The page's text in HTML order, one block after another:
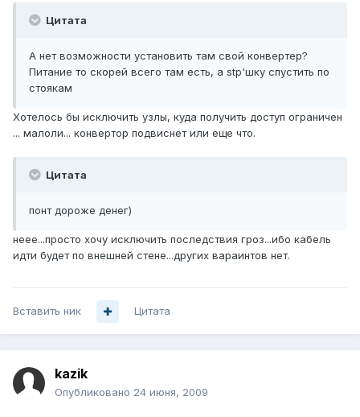
Цитата
А нет возможности установить там свой конвертер?
Питание то скорей всего там есть, а stp'шку спустить по
стоякам
Хотелось бы исключить узлы, куда получить доступ ограничен
... малоли... конвертор подвиснет или еще что.
Цитата
понт дороже денег)
неее...просто хочу исключить последствия гроз...ибо кабель
идти будет по внешней стене...других вараинтов нет.
Вставить ник Цитата
kazik
Опубликовано 24 июня, 2009